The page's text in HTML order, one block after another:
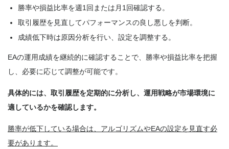
勝率や損益比率を週1回または月1回確認する。
取引履歴を見直してパフォーマンスの良し悪しを判断。
成績低下時は原因分析を行い、設定を調整する。
EAの運用成績を継続的に確認することで、勝率や損益比率を把握
し、必要に応じて調整が可能です。
具体的には、取引履歴を定期的に分析し、運用戦略が市場環境に
適しているかを確認します。
勝率が低下している場合は、アルゴリズムやEAの設定を見直す必
要があります。